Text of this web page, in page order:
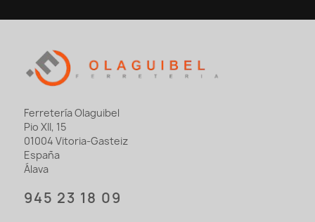
Ferretería Olaguibel
Pio XII, 15
01004 Vitoria-Gasteiz
España
Álava
945 23 18 09